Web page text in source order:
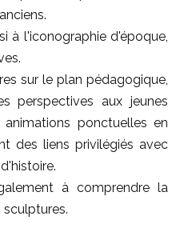
à l'iconographie d'époque,
sur le plan pédagogique,
perspectives aux jeunes
ponctuelles en
des liens privilégiés avec
à comprendre la
sculptures.